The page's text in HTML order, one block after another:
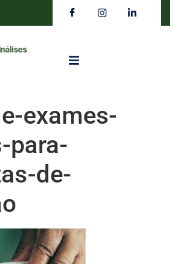
exames-
para-
de-